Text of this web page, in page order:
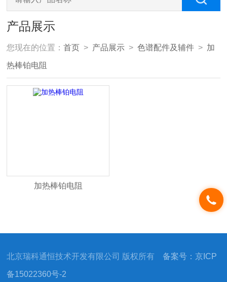
产品展示
您现在的位置：首页 > 产品展示 >色谱配件及辅件 > 加
热棒铂电阻
加热棒铂电阻
北京瑞科通恒技术开发有限公司 版权所有备案号：京ICP
备15022360号-2